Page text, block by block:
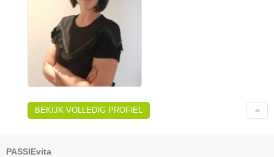
BEKIJK VOLLEDIG PROFIEL
PASSIEvita